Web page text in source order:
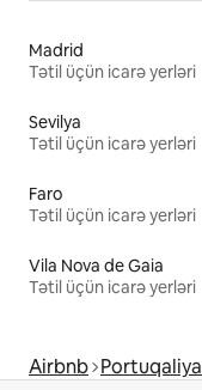
Madrid
Tətil üçün icarə yerləri
Sevilya
Tətil üçün icarə yerləri
Faro
Tətil üçün icarə yerləri
Vila Nova de Gaia
Tətil üçün icarə yerləri
Airbnb Portuqaliya